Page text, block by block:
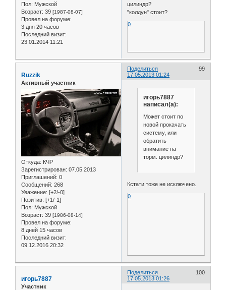
Пол: Мужской
Возраст: 39 [1987-08-07]
Провел на форуме:
3 дня 20 часов
Последний визит:
23.01.2014 11:21
цилиндр?
"колдун" стоит?
0
Поделиться
99
17.05.2013 01:24
Ruzzik
Активный участник
Откуда: КЧР
Зарегистрирован: 07.05.2013
Приглашений: 0
Сообщений: 268
Уважение: [+2/-0]
Позитив: [+1/-1]
Пол: Мужской
Возраст: 39 [1986-08-14]
Провел на форуме:
8 дней 15 часов
Последний визит:
09.12.2016 20:32
игорь7887
написал(а):
Может стоит по
новой прокачать
систему, или
обратить
внимание на
торм. цилиндр?
Кстати тоже не исключено.
0
Поделиться
100
17.05.2013 01:26
игорь7887
Участник